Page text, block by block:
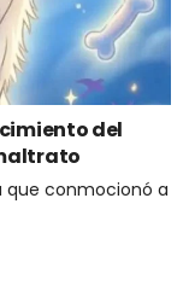
del
que conmocionó a